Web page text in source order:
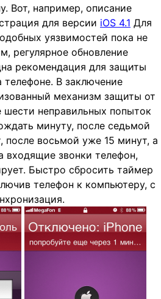
Вот, например, описание
для версии iOS 4.1 Для
уязвимостей пока не
регулярное обновление
рекомендация для защиты
В заключение
механизм защиты от
шести неправильных попыток
минуту, после седьмой
восьмой уже 15 минут, а
входящие звонки телефон,
Быстро сбросить таймер
телефон к компьютеру, с